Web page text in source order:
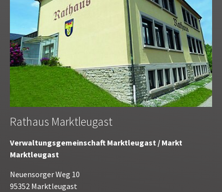
Rathaus Marktleugast
Verwaltungsgemeinschaft Marktleugast / Markt
Marktleugast
Neuensorger Weg 10
95352 Marktleugast